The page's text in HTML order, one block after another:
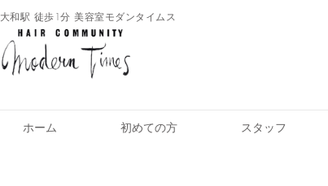
​大和駅 徒歩1分 美容室モダンタイムス
ホーム 初めての方 スタッフ